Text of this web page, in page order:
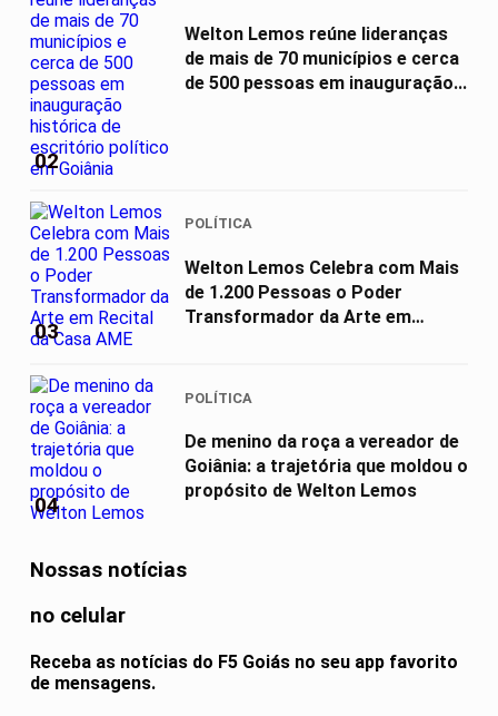
02
Welton Lemos reúne lideranças
de mais de 70 municípios e cerca
de 500 pessoas em inauguração...
03
POLÍTICA
Welton Lemos Celebra com Mais
de 1.200 Pessoas o Poder
Transformador da Arte em
04
POLÍTICA
De menino da roça a vereador de
Goiânia: a trajetória que moldou o
propósito de Welton Lemos
Nossas notícias
no celular
Receba as notícias do F5 Goiás no seu app favorito
de mensagens.